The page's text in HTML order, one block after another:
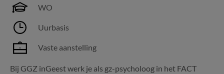
WO
Uurbasis
Vaste aanstelling
Bij GGZ inGeest werk je als gz-psycholoog in het FACT